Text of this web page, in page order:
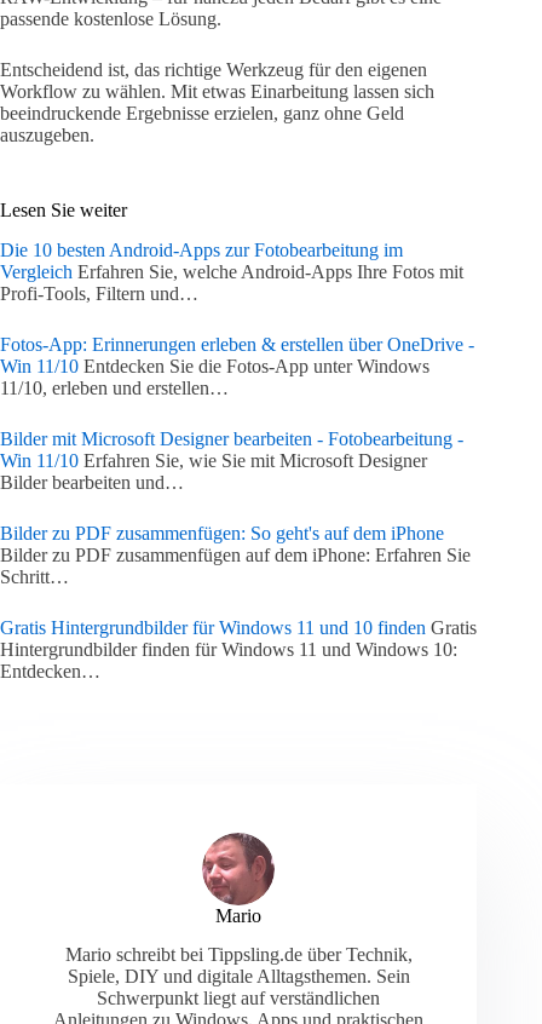
passende kostenlose Lösung.
Entscheidend ist, das richtige Werkzeug für den eigenen
Workflow zu wählen. Mit etwas Einarbeitung lassen sich
beeindruckende Ergebnisse erzielen, ganz ohne Geld
auszugeben.
Lesen Sie weiter
Die 10 besten Android-Apps zur Fotobearbeitung im
Vergleich Erfahren Sie, welche Android-Apps Ihre Fotos mit
Profi-Tools, Filtern und…
Fotos-App: Erinnerungen erleben & erstellen über OneDrive -
Win 11/10 Entdecken Sie die Fotos-App unter Windows
11/10, erleben und erstellen…
Bilder mit Microsoft Designer bearbeiten - Fotobearbeitung -
Win 11/10 Erfahren Sie, wie Sie mit Microsoft Designer
Bilder bearbeiten und…
Bilder zu PDF zusammenfügen: So geht's auf dem iPhone
Bilder zu PDF zusammenfügen auf dem iPhone: Erfahren Sie
Schritt…
Gratis Hintergrundbilder für Windows 11 und 10 finden Gratis
Hintergrundbilder finden für Windows 11 und Windows 10:
Entdecken…
Mario
Mario schreibt bei Tippsling.de über Technik,
Spiele, DIY und digitale Alltagsthemen. Sein
Schwerpunkt liegt auf verständlichen